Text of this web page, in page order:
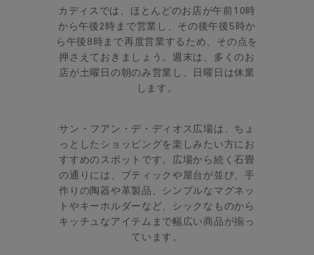
カディスでは、ほとんどのお店が午前10時
から午後2時まで営業し、その後午後5時か
ら午後8時まで再度営業するため、その点を
押さえておきましょう。週末は、多くのお
店が土曜日の朝のみ営業し、日曜日は休業
します。
サン・フアン・デ・ディオス広場は、ちょ
っとしたショッピングを楽しみたい方にお
すすめのスポットです。広場から続く石畳
の通りには、ブティックや屋台が並び、手
作りの陶器や革製品、シンプルなマグネッ
トやキーホルダーなど、シックなものから
キッチュなアイテムまで幅広い商品が揃っ
ています。